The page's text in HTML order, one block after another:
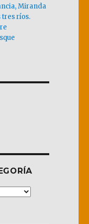
Miranda
tres ríos.